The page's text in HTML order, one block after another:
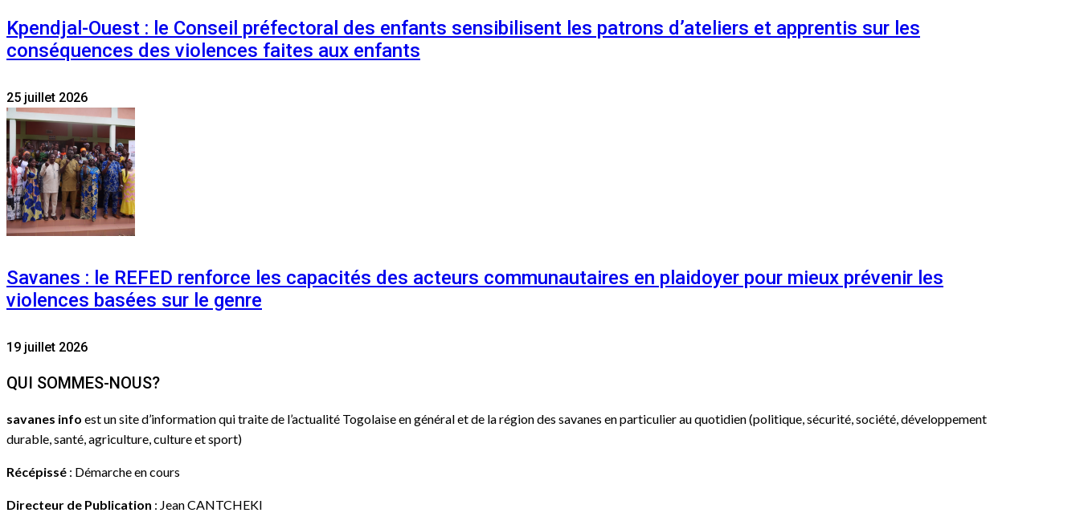
Kpendjal-Ouest : le Conseil préfectoral des enfants sensibilisent les patrons d’ateliers et apprentis sur les
conséquences des violences faites aux enfants
25 juillet 2026
Savanes : le REFED renforce les capacités des acteurs communautaires en plaidoyer pour mieux prévenir les
violences basées sur le genre
19 juillet 2026
QUI SOMMES-NOUS?
savanes info est un site d’information qui traite de l’actualité Togolaise en général et de la région des savanes en particulier au quotidien (politique, sécurité, société, développement
durable, santé, agriculture, culture et sport)
Récépissé : Démarche en cours
Directeur de Publication : Jean CANTCHEKI